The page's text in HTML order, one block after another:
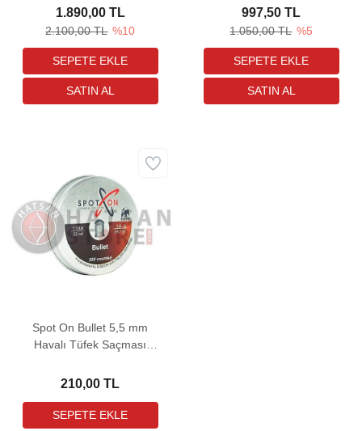
Saçması (24,69 Grain -
2000 Adet)
2.100,00 TL %10
1.890,00 TL
Saçması (24,69 Grain -
1000 Adet)
1.050,00 TL %5
997,50 TL
Spot On Bullet 5,5 mm
Havalı Tüfek Saçması
210,00 TL